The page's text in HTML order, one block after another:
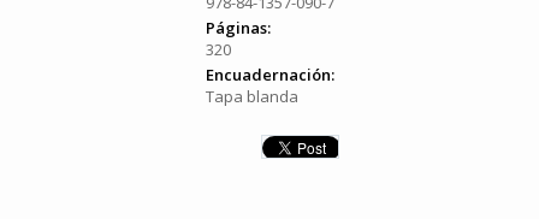
Páginas:
320
Encuadernación:
Tapa blanda